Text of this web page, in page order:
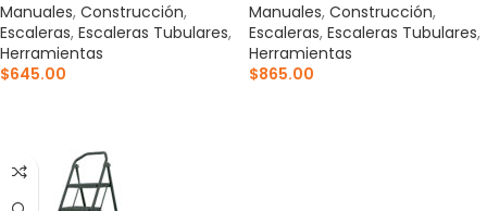
Manuales, Construcción,
Escaleras, Escaleras Tubulares,
Herramientas
$645.00
Manuales, Construcción,
Escaleras, Escaleras Tubulares,
Herramientas
$865.00